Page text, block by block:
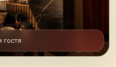
гостя